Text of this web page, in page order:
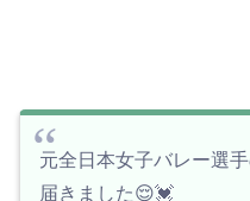
元全日本女子バレー選
届きました😌💓